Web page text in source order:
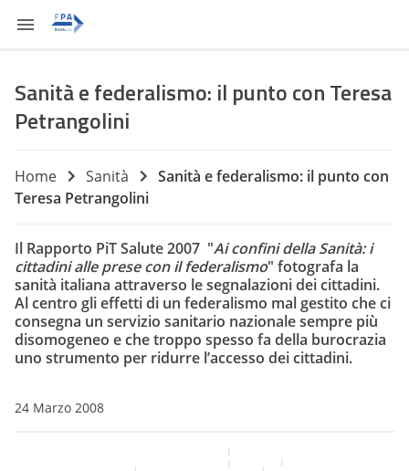
Sanità e federalismo: il punto con Teresa
Petrangolini
Home Sanità
Sanità e federalismo: il punto con
Teresa Petrangolini
Il Rapporto PiT Salute 2007 "Ai confini della Sanità: i
cittadini alle prese con il federalismo" fotografa la
sanità italiana attraverso le segnalazioni dei cittadini.
Al centro gli effetti di un federalismo mal gestito che ci
consegna un servizio sanitario nazionale sempre più
disomogeneo e che troppo spesso fa della burocrazia
uno strumento per ridurre l’accesso dei cittadini.
24 Marzo 2008